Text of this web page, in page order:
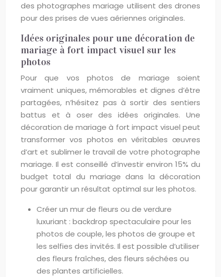
des photographes mariage utilisent des drones
pour des prises de vues aériennes originales.
Idées originales pour une décoration de
mariage à fort impact visuel sur les
photos
Pour que vos photos de mariage soient
vraiment uniques, mémorables et dignes d’être
partagées, n’hésitez pas à sortir des sentiers
battus et à oser des idées originales. Une
décoration de mariage à fort impact visuel peut
transformer vos photos en véritables œuvres
d’art et sublimer le travail de votre photographe
mariage. Il est conseillé d’investir environ 15% du
budget total du mariage dans la décoration
pour garantir un résultat optimal sur les photos.
Créer un mur de fleurs ou de verdure
luxuriant : backdrop spectaculaire pour les
photos de couple, les photos de groupe et
les selfies des invités. Il est possible d’utiliser
des fleurs fraîches, des fleurs séchées ou
des plantes artificielles.